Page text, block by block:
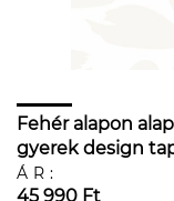
Fehér alapon
gyerek design
ÁR:
45 990 Ft